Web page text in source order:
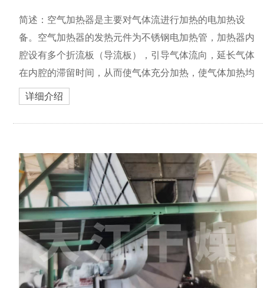
简述：空气加热器是主要对气体流进行加热的电加热设
备。空气加热器的发热元件为不锈钢电加热管，加热器内
腔设有多个折流板（导流板），引导气体流向，延长气体
在内腔的滞留时间，从而使气体充分加热，使气体加热均
匀，提高热交换效率。空气加热器的加热元件不锈钢加热
管，是在无缝钢管内装入电热丝，空隙部分填满有良好导
热性和绝缘性的氧化...
详细介绍